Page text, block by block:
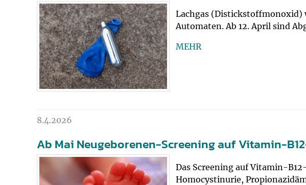
Lachgas (Distickstoffmonoxid)
Automaten. Ab 12. April sind
MEHR
8.4.2026
Ab Mai Neugeborenen-Screening auf Vitamin-
Das Screening auf Vitamin-
Homocystinurie,